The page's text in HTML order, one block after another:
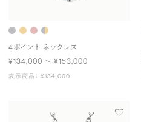
4ポイント ネックレス
¥134,000 〜 ¥153,000
表示商品： ¥134,000